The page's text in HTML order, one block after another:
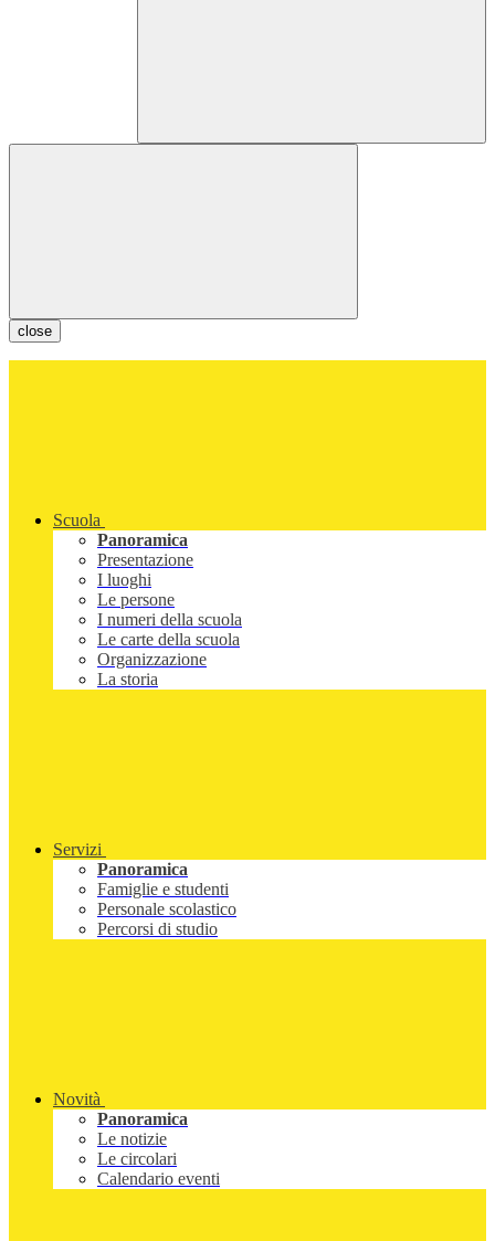
close
Scuola
Panoramica
Presentazione
I luoghi
Le persone
I numeri della scuola
Le carte della scuola
Organizzazione
La storia
Servizi
Panoramica
Famiglie e studenti
Personale scolastico
Percorsi di studio
Novità
Panoramica
Le notizie
Le circolari
Calendario eventi